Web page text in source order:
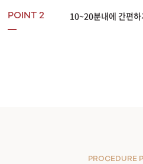
POINT 2 10~20분내에 간편
PROCEDURE